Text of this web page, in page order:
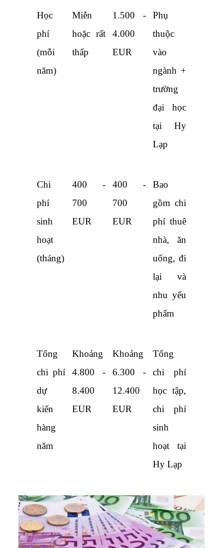
Học
phí
(mỗi
năm)
Miễn
hoặc rất
thấp
1.500 -
4.000
EUR
Phụ
thuộc
vào
ngành +
trường
đại học
tại Hy
Lạp
Chi
phí
sinh
hoạt
(tháng)
400 -
700
EUR
400 -
700
EUR
Bao
gồm chi
phí thuê
nhà, ăn
uống, đi
lại và
nhu yếu
phẩm
Tổng
chi phí
dự
kiến
hàng
năm
Khoảng
4.800 -
8.400
EUR
Khoảng
6.300 -
12.400
EUR
Tổng
chi phí
học tập,
chi phí
sinh
hoạt tại
Hy Lạp